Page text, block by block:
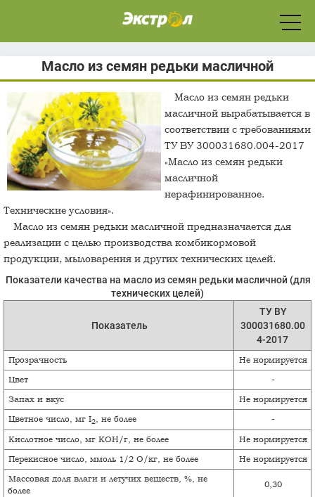
Главная
О компании
Партнерам
Обращения
Контакты
Язык: Русский
Масло из семян редьки масличной
Масло из семян редьки
масличной вырабатывается в
соответствии с требованиями
ТУ ВУ 300031680.004-2017
«Масло из семян редьки
масличной
нерафинированное.
Технические условия».
Масло из семян редьки масличной предназначается для
реализации с целью производства комбикормовой
продукции, мыловарения и других технических целей.
Показатели качества на масло из семян редьки масличной (для
технических целей)
Показатель
ТУ BY
300031680.00
4-2017
Прозрачность
Не нормируется
Цвет
-
Запах и вкус
Не нормируется
Цветное число, мг I2, не более
-
Кислотное число, мг КОН/г, не более
Не нормируется
Перекисное число, ммоль 1/2 О/кг, не более
Не нормируется
Массовая доля влаги и летучих веществ, %, не
более
0,30